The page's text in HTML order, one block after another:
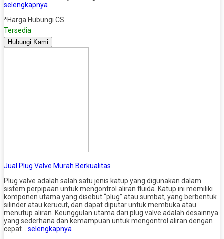
selengkapnya
*Harga Hubungi CS
Tersedia
Hubungi Kami
Jual Plug Valve Murah Berkualitas
Plug valve adalah salah satu jenis katup yang digunakan dalam
sistem perpipaan untuk mengontrol aliran fluida. Katup ini memiliki
komponen utama yang disebut “plug” atau sumbat, yang berbentuk
silinder atau kerucut, dan dapat diputar untuk membuka atau
menutup aliran. Keunggulan utama dari plug valve adalah desainnya
yang sederhana dan kemampuan untuk mengontrol aliran dengan
cepat… selengkapnya